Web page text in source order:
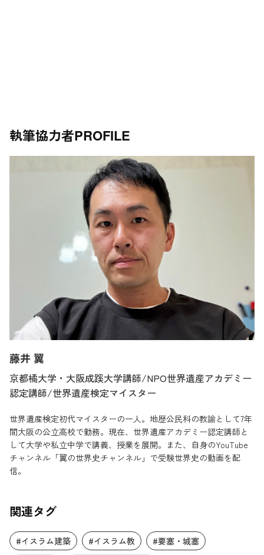
執筆協力者PROFILE
藤井 翼
京都橘大学・大阪成蹊大学講師/NPO世界遺産アカデミー
認定講師/世界遺産検定マイスター
世界遺産検定初代マイスターの一人。地歴公民科の教諭として7年
間大阪の公立高校で勤務。現在、世界遺産アカデミー認定講師と
して大学や私立中学で講義、授業を展開。また、自身のYouTube
チャンネル「翼の世界史チャンネル」で受験世界史の動画を配
信。
関連タグ
#イスラム建築 #イスラム教
#要塞・城塞